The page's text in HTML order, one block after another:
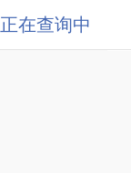
正在查询中